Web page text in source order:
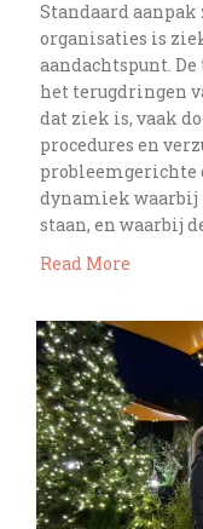
Standaard
organisaties is
aandachtspunt.
het terugdringen
dat ziek is, vaak
procedures en
probleemgerichte
dynamiek waarbij
staan, en waarbij
Read More